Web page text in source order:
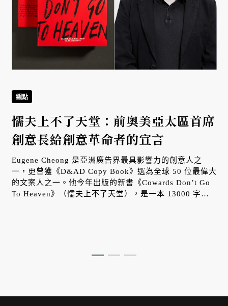
觀點
懦夫上不了天堂：前奧美亞太區首席
創意長給創意革命者的宣言
Eugene Cheong 是亞洲廣告界最具影響力的創意人之
一，更曾獲《D&AD Copy Book》選為全球 50 位最偉大
的文案人之一。他今年出版的新書《Cowards Don’t Go
To Heaven》（懦夫上不了天堂），是一本 13000 字的